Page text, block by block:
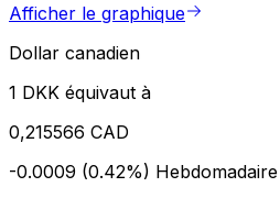
Afficher le graphique
Dollar canadien
1 DKK équivaut à
0,215566 CAD
-0.0009 (0.42%) Hebdomadaire